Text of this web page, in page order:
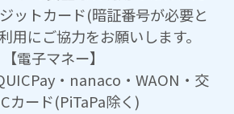
ットカード(暗証番号が必要と
用にご協力をお願いします。
【電子マネー】
・nanaco・WAON・交
カード(PiTaPa除く)